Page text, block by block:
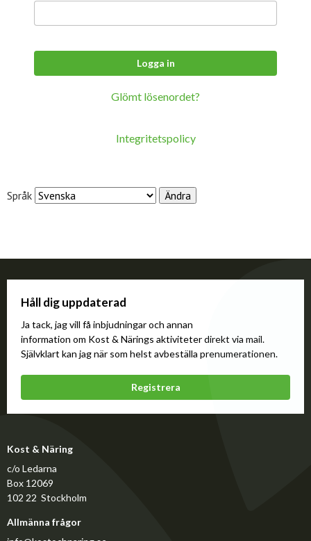
Glömt lösenordet?
Integritetspolicy
Språk
Håll dig uppdaterad
Ja tack, jag vill få inbjudningar och annan
information om Kost & Närings aktiviteter direkt via mail.
Självklart kan jag när som helst avbeställa prenumerationen.
Registrera
Kost & Näring
c/o Ledarna
Box 12069
102 22 Stockholm
Allmänna frågor